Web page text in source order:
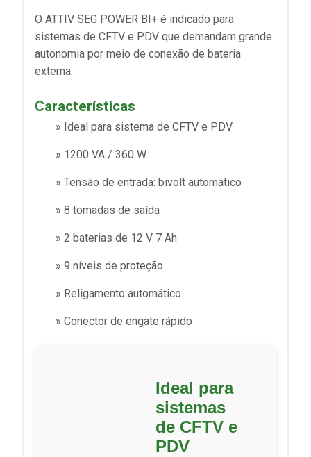
O ATTIV SEG POWER BI+ é indicado para
sistemas de CFTV e PDV que demandam grande
autonomia por meio de conexão de bateria
externa.
Características
» Ideal para sistema de CFTV e PDV
» 1200 VA / 360 W
» Tensão de entrada: bivolt automático
» 8 tomadas de saída
» 2 baterias de 12 V 7 Ah
» 9 níveis de proteção
» Religamento automático
» Conector de engate rápido
Ideal para
sistemas
de CFTV e
PDV